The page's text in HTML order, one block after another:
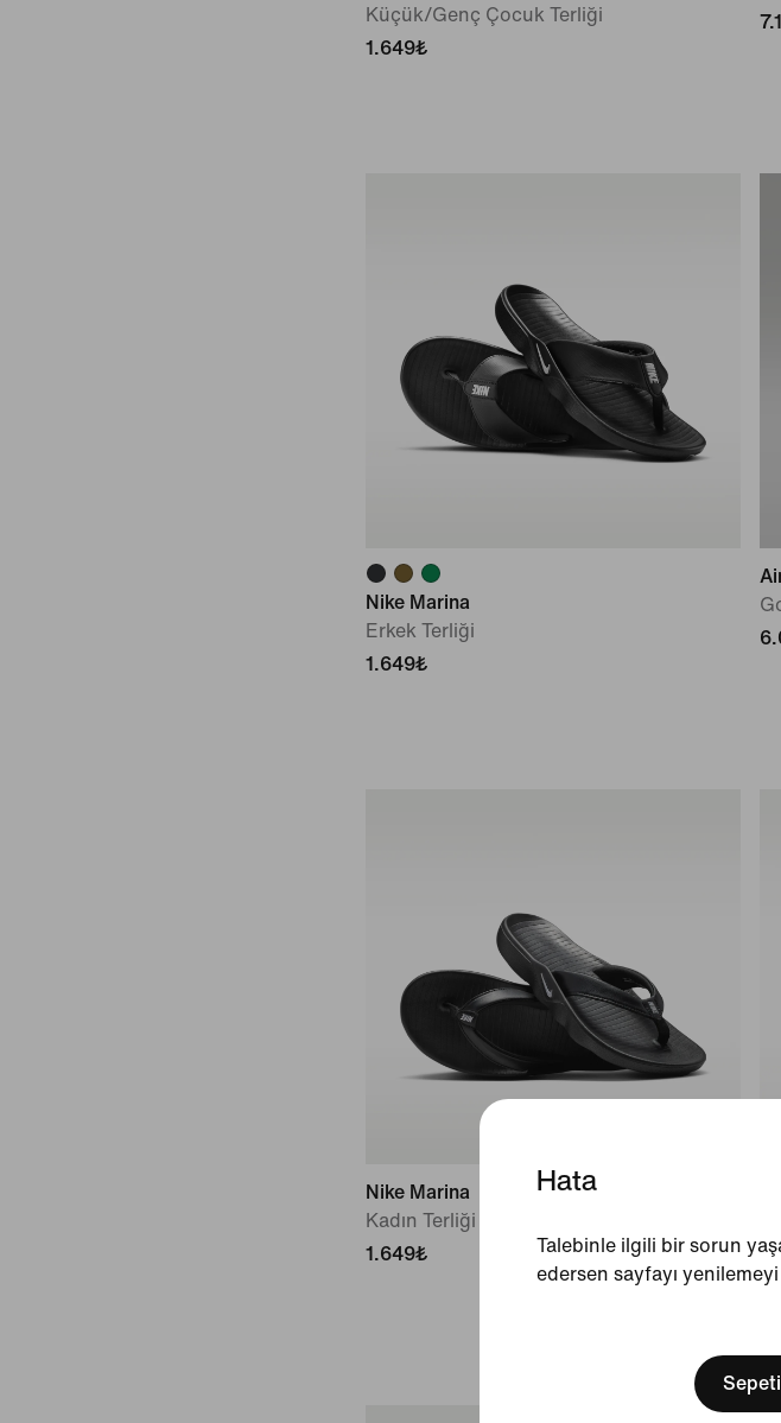
Hata
Talebinle ilgili bir sorun
edersen sayfayı
Küçük/Genç Çocuk Terliği
1.649₺
Nike Marina
Erkek Terliği
1.649₺
Nike Marina
Kadın Terliği
1.649₺